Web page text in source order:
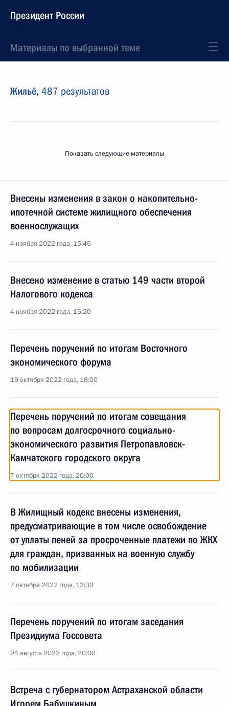
Президент России
Материалы по выбранной теме
Жильё, 487 результатов
Показать следующие материалы
Внесены изменения в закон о накопительно-
ипотечной системе жилищного обеспечения
военнослужащих
4 ноября 2022 года, 15:45
Внесено изменение в статью 149 части второй
Налогового кодекса
4 ноября 2022 года, 15:20
Перечень поручений по итогам Восточного
экономического форума
19 октября 2022 года, 18:00
Перечень поручений по итогам совещания
по вопросам долгосрочного социально-
экономического развития Петропавловск-
Камчатского городского округа
7 октября 2022 года, 20:00
В Жилищный кодекс внесены изменения,
предусматривающие в том числе освобождение
от уплаты пеней за просроченные платежи по ЖКХ
для граждан, призванных на военную службу
по мобилизации
7 октября 2022 года, 12:30
Перечень поручений по итогам заседания
Президиума Госсовета
24 августа 2022 года, 20:00
Встреча с губернатором Астраханской области
Игорем Бабушкиным